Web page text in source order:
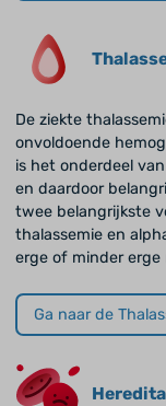
De ziekte
onvoldoende
is het onderdeel
en daardoor
twee belangrijkste
thalassemie en
erge of minder
Ga naar de